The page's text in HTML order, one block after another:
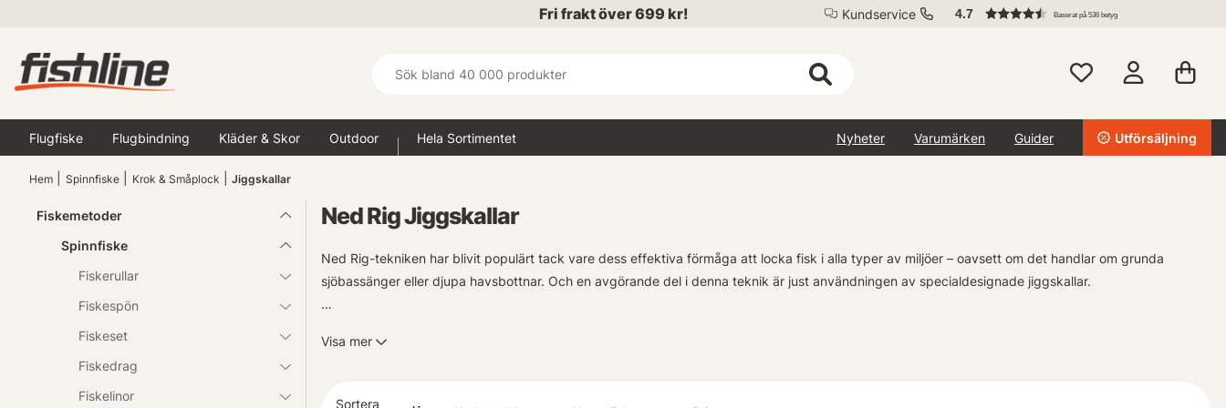
Fri frakt över 699 kr! Kundservice 4.7 Baserat på 536 betyg
Flugfiske Flugbindning Kläder & Skor Outdoor Hela Sortimentet Nyheter Varumärken Guider Utförsäljning
Hem Spinnfiske Krok & Småplock Jiggskallar
Fiskemetoder
Spinnfiske
Fiskerullar
Fiskespön
Fiskeset
Fiskedrag
Fiskelinor
Ned Rig Jiggskallar
Ned Rig-tekniken har blivit populärt tack vare dess effektiva förmåga att locka fisk i alla typer av miljöer – oavsett om det handlar om grunda
sjöbassänger eller djupa havsbottnar. Och en avgörande del i denna teknik är just användningen av specialdesignade jiggskallar.
branschens mest välrenommerade märken såsom Z-Man, Missile Baits och Strike King bland andra. Vi strävar efter att erbjuda produkter som passar
Visa mer
Sortera